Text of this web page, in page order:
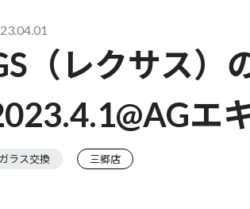
（レクサス）
エ
ラス交換 三郷店